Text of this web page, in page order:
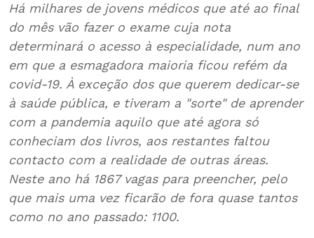
Há milhares de jovens médicos que até ao final
do mês vão fazer o exame cuja nota
determinará o acesso à especialidade, num ano
em que a esmagadora maioria ficou refém da
covid-19. À exceção dos que querem dedicar-se
à saúde pública, e tiveram a "sorte" de aprender
com a pandemia aquilo que até agora só
conheciam dos livros, aos restantes faltou
contacto com a realidade de outras áreas.
Neste ano há 1867 vagas para preencher, pelo
que mais uma vez ficarão de fora quase tantos
como no ano passado: 1100.